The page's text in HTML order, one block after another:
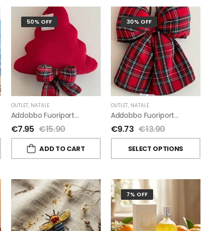
FIORIRA' UN GIARDINO
50% OFF
OUTLET, NATALE
Addobbo Fuoriporta Alberello Velluto Rosso Con Fiocchetto Tartan
€7.95 €15.90
ADD TO CART
30% OFF
OUTLET, NATALE
Addobbo Fuoriporta Fiocco In Velluto Rosso O In Tartan
€9.73 €13.90
SELECT OPTIONS
7% OFF